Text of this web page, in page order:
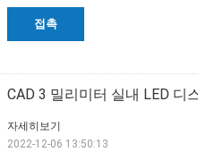
접촉
CAD 3 밀리미터 실내 LED 디
자세히보기
2022-12-06 13:50:13